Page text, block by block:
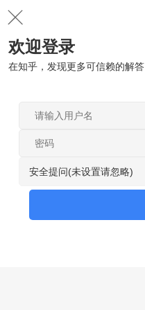
欢迎登录
在知乎，发现更多可信赖的解答
安全提问(未设置请忽略)